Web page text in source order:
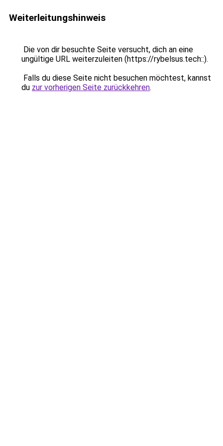
Weiterleitungshinweis
Die von dir besuchte Seite versucht, dich an eine
ungültige URL weiterzuleiten (https://rybelsus.tech::).
Falls du diese Seite nicht besuchen möchtest, kannst
du zur vorherigen Seite zurückkehren.